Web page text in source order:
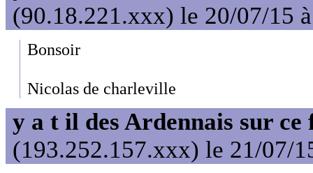
(90.18.221.xxx) le 20/07/15
Bonsoir
Nicolas de charleville
y a t il des Ardennais sur ce
(193.252.157.xxx) le 21/07/